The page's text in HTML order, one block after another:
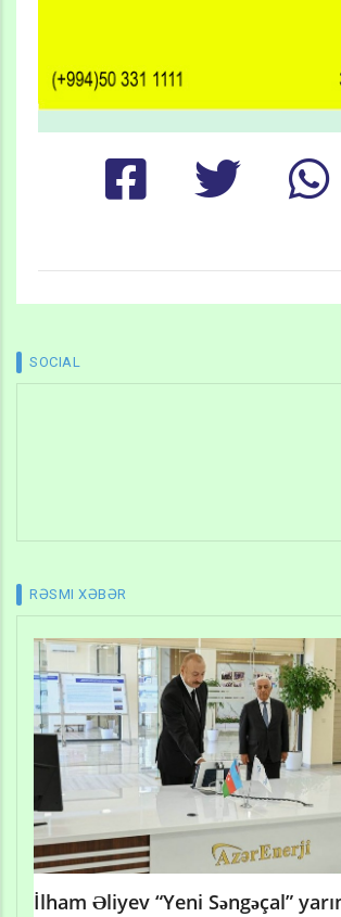
SOCIAL
RƏSMI XƏBƏR
İlham Əliyev “Yeni Səngəçal”